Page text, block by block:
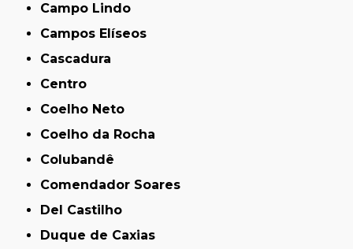
Campo Lindo
Campos Elíseos
Cascadura
Centro
Coelho Neto
Coelho da Rocha
Colubandê
Comendador Soares
Del Castilho
Duque de Caxias